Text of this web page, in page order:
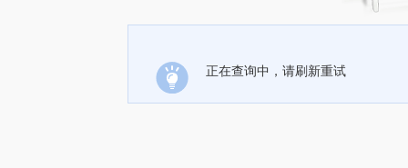
正在查询中，请刷新重试